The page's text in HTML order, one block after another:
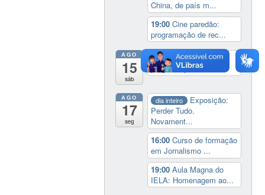
China, de país m...
19:00Cine paredão:
programação de rec...
AGO
15
sáb
19:00 Cine paredão:
programação de rec...
AGO
17
seg
dia inteiro
Exposição:
Perder Tudo.
Novament...
16:00Curso de formação
em Jornalismo ...
19:00Aula Magna do
IELA: Homenagem ao...